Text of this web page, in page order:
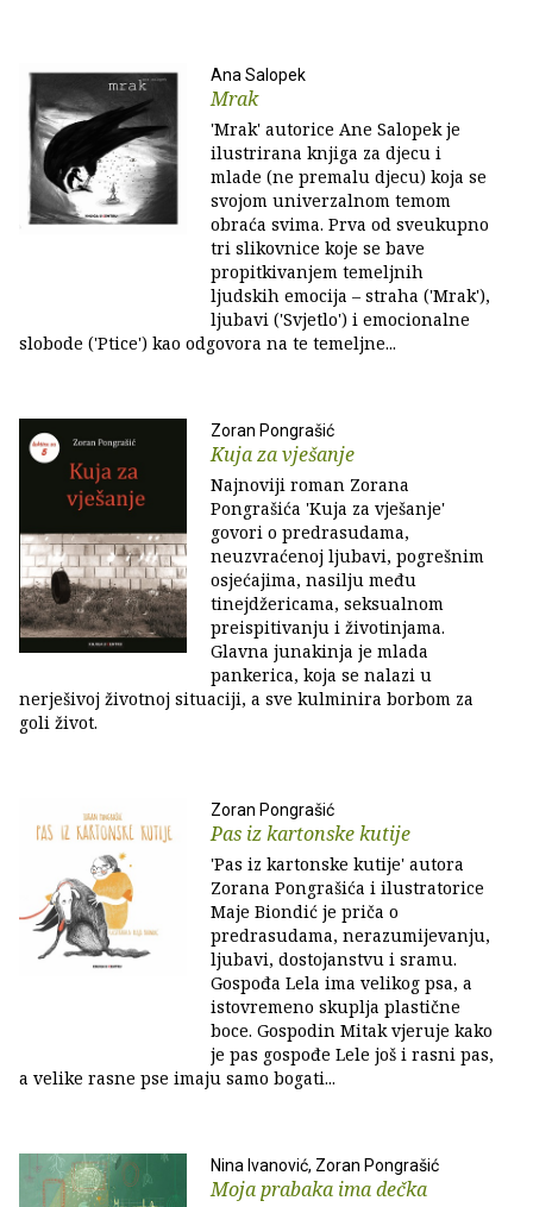
Ana Salopek
Mrak
'Mrak' autorice Ane Salopek je
ilustrirana knjiga za djecu i
mlade (ne premalu djecu) koja se
svojom univerzalnom temom
obraća svima. Prva od sveukupno
tri slikovnice koje se bave
propitkivanjem temeljnih
ljudskih emocija – straha ('Mrak'),
ljubavi ('Svjetlo') i emocionalne
slobode ('Ptice') kao odgovora na te temeljne...
Zoran Pongrašić
Kuja za vješanje
Najnoviji roman Zorana
Pongrašića 'Kuja za vješanje'
govori o predrasudama,
neuzvraćenoj ljubavi, pogrešnim
osjećajima, nasilju među
tinejdžericama, seksualnom
preispitivanju i životinjama.
Glavna junakinja je mlada
pankerica, koja se nalazi u
nerješivoj životnoj situaciji, a sve kulminira borbom za
goli život.
Zoran Pongrašić
Pas iz kartonske kutije
'Pas iz kartonske kutije' autora
Zorana Pongrašića i ilustratorice
Maje Biondić je priča o
predrasudama, nerazumijevanju,
ljubavi, dostojanstvu i sramu.
Gospođa Lela ima velikog psa, a
istovremeno skuplja plastične
boce. Gospodin Mitak vjeruje kako
je pas gospođe Lele još i rasni pas,
a velike rasne pse imaju samo bogati...
Nina Ivanović, Zoran Pongrašić
Moja prabaka ima dečka